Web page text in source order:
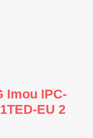
Imou IPC-
EU 2